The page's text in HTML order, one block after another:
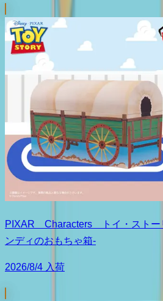
PIXAR Characters トイ・ストー
ンディのおもちゃ箱-
2026/8/4 入荷